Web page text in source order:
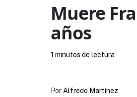
Muere
años
Por Alfredo Martínez
1 minutos de lectura